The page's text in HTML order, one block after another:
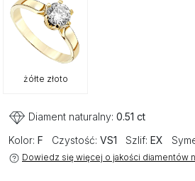
żółte złoto
Diament naturalny: 0.51 ct
Kolor: F Czystość: VS1 Szlif: EX
Dowiedz się więcej o jakości diamentów